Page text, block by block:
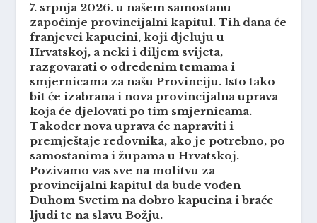
7. srpnja 2026. u našem samostanu
započinje provincijalni kapitul. Tih dana će
franjevci kapucini, koji djeluju u
Hrvatskoj, a neki i diljem svijeta,
razgovarati o određenim temama i
smjernicama za našu Provinciju. Isto tako
bit će izabrana i nova provincijalna uprava
koja će djelovati po tim smjernicama.
Također nova uprava će napraviti i
premještaje redovnika, ako je potrebno, po
samostanima i župama u Hrvatskoj.
Pozivamo vas sve na molitvu za
provincijalni kapitul da bude vođen
Duhom Svetim na dobro kapucina i braće
ljudi te na slavu Božju.